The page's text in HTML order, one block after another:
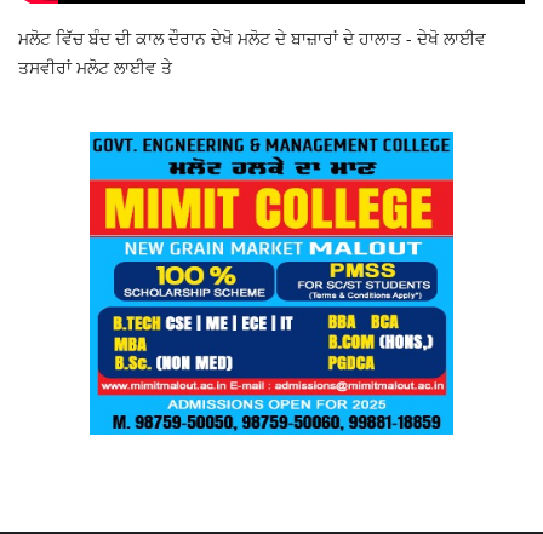
ਮਲੋਟ ਵਿੱਚ ਬੰਦ ਦੀ ਕਾਲ ਦੌਰਾਨ ਦੇਖੋ ਮਲੋਟ ਦੇ ਬਾਜ਼ਾਰਾਂ ਦੇ ਹਾਲਾਤ - ਦੇਖੋ ਲਾਈਵ
ਤਸਵੀਰਾਂ ਮਲੋਟ ਲਾਈਵ ਤੇ